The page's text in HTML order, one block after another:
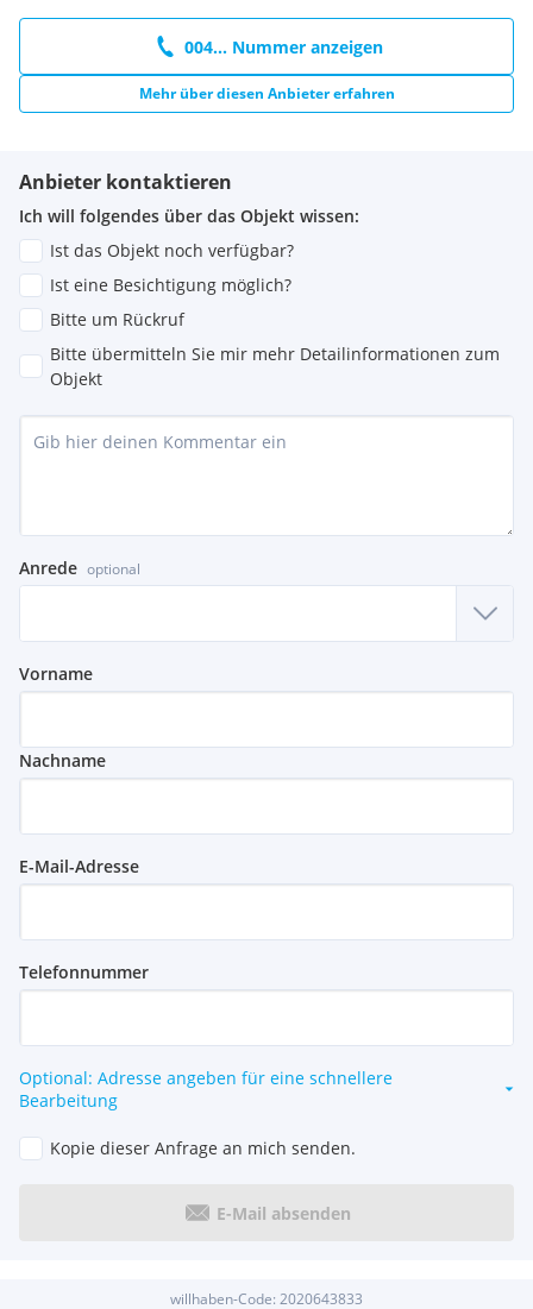
004... Nummer anzeigen
Mehr über diesen Anbieter erfahren
Anbieter kontaktieren
Ich will folgendes über das Objekt wissen:
Ist das Objekt noch verfügbar?
Ist eine Besichtigung möglich?
Bitte um Rückruf
Bitte übermitteln Sie mir mehr Detailinformationen zum
Objekt
Anrede optional
Vorname
Nachname
E-Mail-Adresse
Telefonnummer
Optional: Adresse angeben für eine schnellere
Bearbeitung
Kopie dieser Anfrage an mich senden.
E-Mail absenden
willhaben-Code: 2020643833